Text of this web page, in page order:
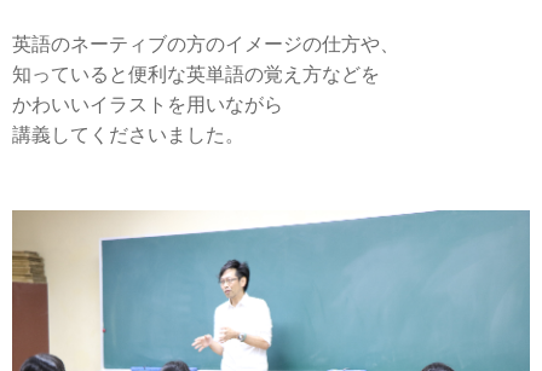
英語のネーティブの方のイメージの仕方や、
知っていると便利な英単語の覚え方などを
かわいいイラストを用いながら
講義してくださいました。